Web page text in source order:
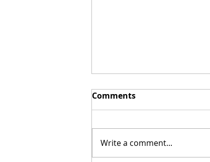
Comments
Write a comment...